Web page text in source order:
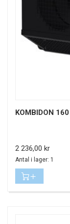
KOMBIDON
Pris
2 236,00 kr
Antal i lager: 1